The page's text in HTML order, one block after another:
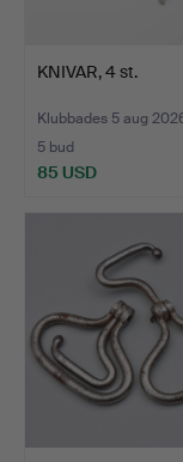
KNIVAR, 4 st.
Klubbades 5 aug
5 bud
85 USD